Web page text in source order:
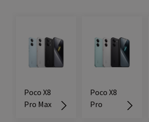
Poco X8
Pro Max
Poco X8
Pro